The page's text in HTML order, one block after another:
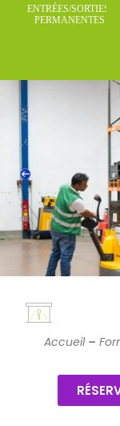
Accueil–